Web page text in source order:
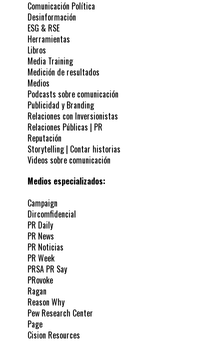
Comunicación Política
Desinformación
ESG & RSE
Herramientas
Libros
Media Training
Medición de resultados
Medios
Podcasts sobre comunicación
Publicidad y Branding
Relaciones con Inversionistas
Relaciones Públicas | PR
Reputación
Storytelling | Contar historias
Videos sobre comunicación
Medios especializados:
Campaign
Dircomfidencial
PR Daily
PR News
PR Noticias
PR Week
PRSA PR Say
PRovoke
Ragan
Reason Why
Pew Research Center
Page
Cision Resources